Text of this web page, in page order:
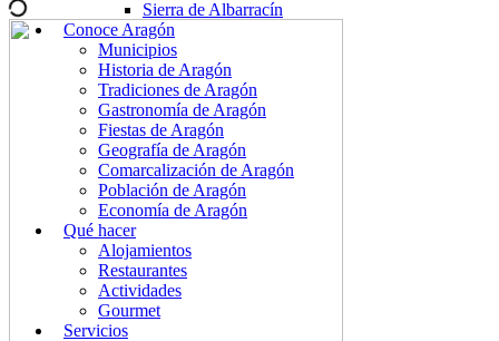
Sierra de Albarracín
Conoce Aragón
Municipios
Historia de Aragón
Tradiciones de Aragón
Gastronomía de Aragón
Fiestas de Aragón
Geografía de Aragón
Comarcalización de Aragón
Población de Aragón
Economía de Aragón
Qué hacer
Alojamientos
Restaurantes
Actividades
Gourmet
Servicios